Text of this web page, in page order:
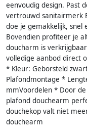
eenvoudig design. Past
vertrouwd sanitairmerk
doe je gemakkelijk, snel
Bovendien profiteer je
doucharm is
volledige aanbod direct
* Kleur: Geborsteld
Plafondmontage *
mmVoordelen * Door
plafond douchearm
douchekop valt niet
douchearm